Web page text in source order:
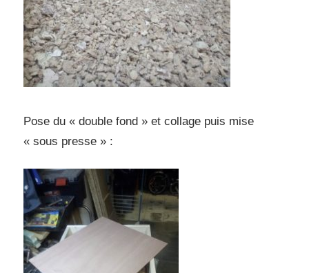
Pose du « double fond » et collage puis mise
« sous presse » :